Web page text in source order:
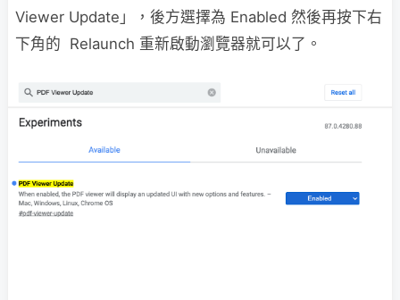
Viewer Update」，後方選擇為 Enabled 然後再按下右
下角的 Relaunch 重新啟動瀏覽器就可以了。